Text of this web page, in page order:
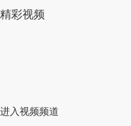
精彩视频
进入视频频道